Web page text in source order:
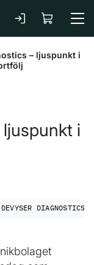
– ljuspunkt i
i
DEVYSER DIAGNOSTICS